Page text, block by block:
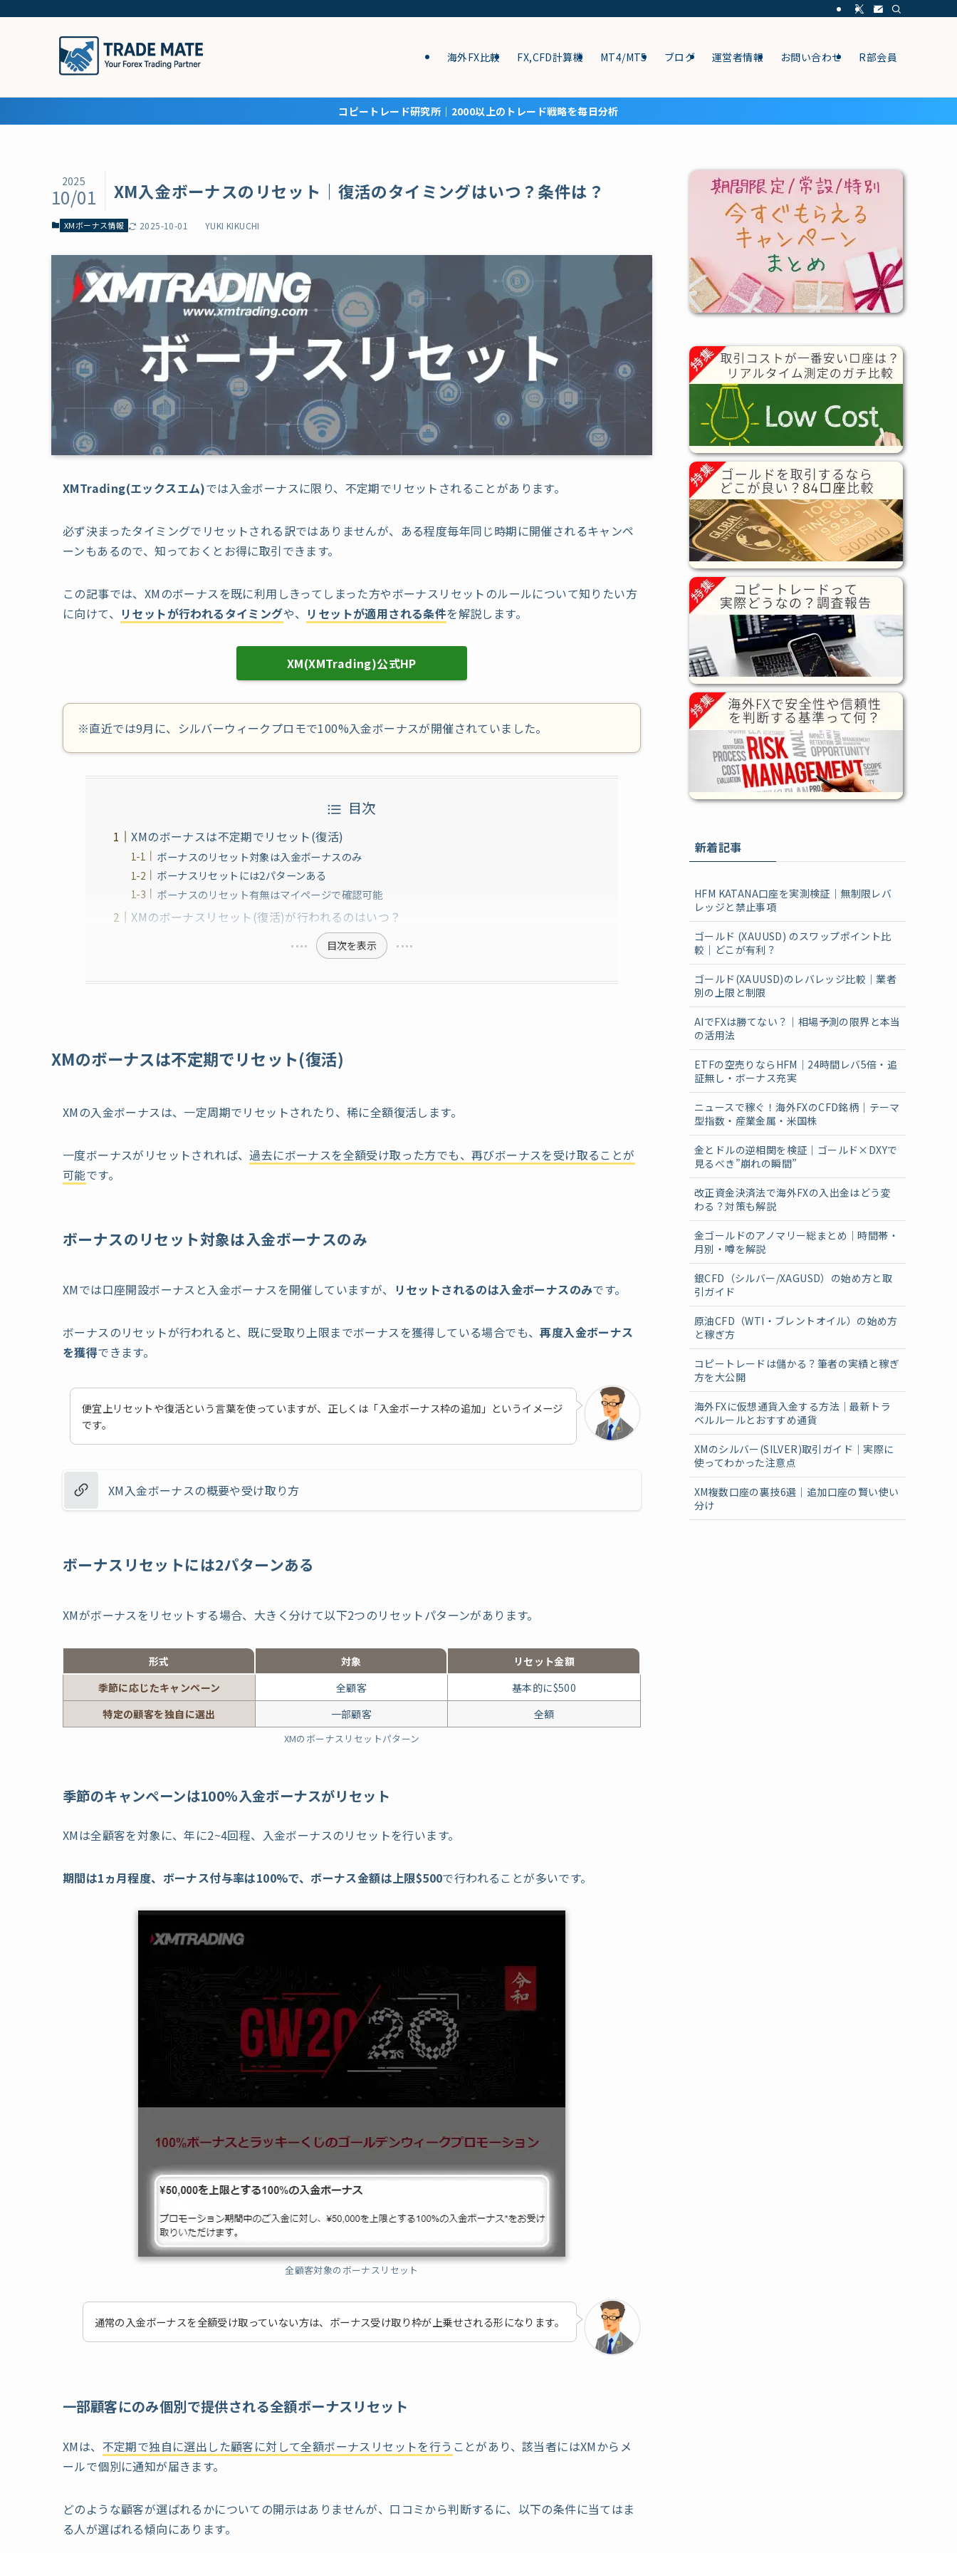
海外FX比較 FX,CFD計算機 MT4/MT5 ブログ 運営者情報 お問い合わせ R部会員
コピートレード研究所│2000以上のトレード戦略を毎日分析
XM入金ボーナスのリセット｜復活のタイミングはいつ？条件は？
2025
10/01
XMボーナス情報 2025-10-01 YUKI KIKUCHI
XMTrading(エックスエム)では入金ボーナスに限り、不定期でリセットされることがあります。
必ず決まったタイミングでリセットされる訳ではありませんが、ある程度毎年同じ時期に開催されるキャンペ
ーンもあるので、知っておくとお得に取引できます。
この記事では、XMのボーナスを既に利用しきってしまった方やボーナスリセットのルールについて知りたい方
に向けて、 リセットが行われるタイミングや、 リセットが適用される条件を解説します。
XM(XMTrading)公式HP
※直近では9月に、シルバーウィークプロモで100%入金ボーナスが開催されていました。
目次
XMのボーナスは不定期でリセット(復活)
ボーナスのリセット対象は入金ボーナスのみ
ボーナスリセットには2パターンある
ボーナスのリセット有無はマイページで確認可能
XMのボーナスリセット(復活)が行われるのはいつ？
目次を表示
XMのボーナスは不定期でリセット(復活)
XMの入金ボーナスは、一定周期でリセットされたり、稀に全額復活します。
一度ボーナスがリセットされれば、過去にボーナスを全額受け取った方でも、再びボーナスを受け取ることが
可能です。
ボーナスのリセット対象は入金ボーナスのみ
XMでは口座開設ボーナスと入金ボーナスを開催していますが、 リセットされるのは入金ボーナスのみです。
ボーナスのリセットが行われると、既に受取り上限までボーナスを獲得している場合でも、再度入金ボーナス
を獲得できます。
便宜上リセットや復活という言葉を使っていますが、正しくは「入金ボーナス枠の追加」というイメージ
です。
XM入金ボーナスの概要や受け取り方
ボーナスリセットには2パターンある
XMがボーナスをリセットする場合、大きく分けて以下2つのリセットパターンがあります。
形式 対象 リセット金額
季節に応じたキャンペーン 全顧客 基本的に$500
特定の顧客を独自に選出 一部顧客 全額
XMのボーナスリセットパターン
季節のキャンペーンは100%入金ボーナスがリセット
XMは全顧客を対象に、年に2~4回程、入金ボーナスのリセットを行います。
期間は1ヵ月程度、ボーナス付与率は100%で、ボーナス金額は上限$500で行われることが多いです。
全顧客対象のボーナスリセット
通常の入金ボーナスを全額受け取っていない方は、ボーナス受け取り枠が上乗せされる形になります。
一部顧客にのみ個別で提供される全額ボーナスリセット
XMは、 不定期で独自に選出した顧客に対して全額ボーナスリセットを行う ことがあり、該当者にはXMからメ
ールで個別に通知が届きます。
どのような顧客が選ばれるかについての開示はありませんが、口コミから判断するに、以下の条件に当てはま
る人が選ばれる傾向にあります。
新着記事
HFM KATANA口座を実測検証｜無制限レバ
レッジと禁止事項
ゴールド (XAUUSD) のスワップポイント比
較｜どこが有利？
ゴールド(XAUUSD)のレバレッジ比較｜業者
別の上限と制限
AIでFXは勝てない？｜相場予測の限界と本当
の活用法
ETFの空売りならHFM｜24時間レバ5倍・追
証無し・ボーナス充実
ニュースで稼ぐ！海外FXのCFD銘柄｜テーマ
型指数・産業金属・米国株
金とドルの逆相関を検証｜ゴールド×DXYで
見るべき”崩れの瞬間”
改正資金決済法で海外FXの入出金はどう変
わる？対策も解説
金ゴールドのアノマリー総まとめ｜時間帯・
月別・噂を解説
銀CFD（シルバー/XAGUSD）の始め方と取
引ガイド
原油CFD（WTI・ブレントオイル）の始め方
と稼ぎ方
コピートレードは儲かる？筆者の実績と稼ぎ
方を大公開
海外FXに仮想通貨入金する方法｜最新トラ
ベルルールとおすすめ通貨
XMのシルバー(SILVER)取引ガイド｜実際に
使ってわかった注意点
XM複数口座の裏技6選｜追加口座の賢い使い
分け